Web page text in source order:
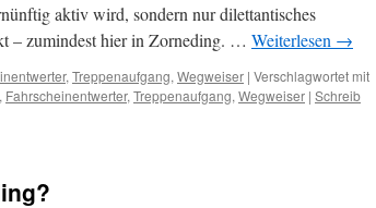
aktiv wird, sondern nur dilettantisches
– zumindest hier in Zorneding. … Weiterlesen →
, Treppenaufgang, Wegweiser | Verschlagwortet mit
, Fahrscheinentwerter, Treppenaufgang, Wegweiser | Schreib